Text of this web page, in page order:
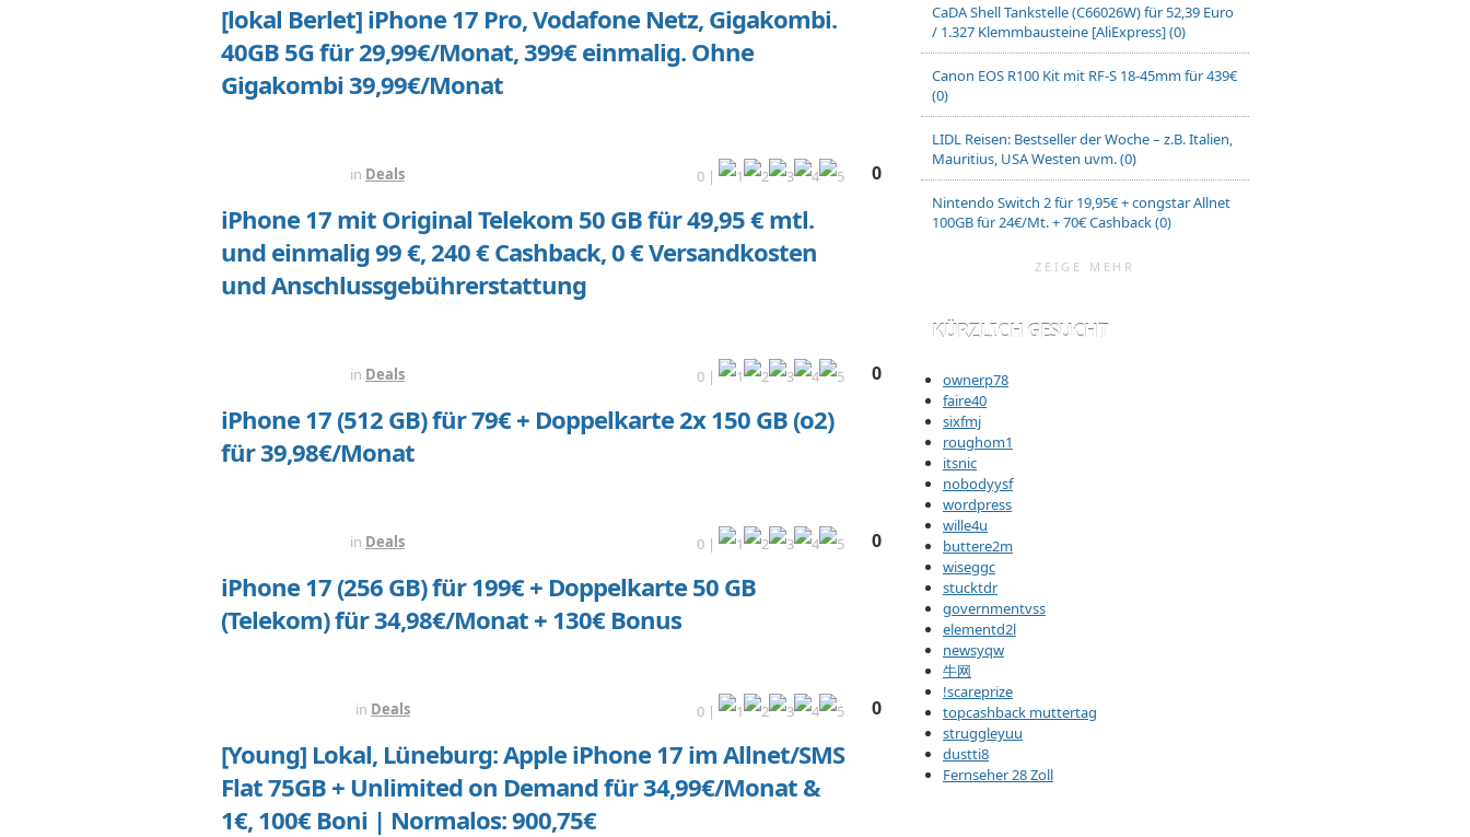
[lokal Berlet] iPhone 17 Pro, Vodafone Netz, Gigakombi.
40GB 5G für 29,99€/Monat, 399€ einmalig. Ohne
Gigakombi 39,99€/Monat
0
0 |
in Deals
iPhone 17 mit Original Telekom 50 GB für 49,95 € mtl.
und einmalig 99 €, 240 € Cashback, 0 € Versandkosten
und Anschlussgebührerstattung
0
0 |
in Deals
iPhone 17 (512 GB) für 79€ + Doppelkarte 2x 150 GB (o2)
für 39,98€/Monat
0
0 |
in Deals
iPhone 17 (256 GB) für 199€ + Doppelkarte 50 GB
(Telekom) für 34,98€/Monat + 130€ Bonus
0
0 |
in Deals
[Young] Lokal, Lüneburg: Apple iPhone 17 im Allnet/SMS
Flat 75GB + Unlimited on Demand für 34,99€/Monat &
1€, 100€ Boni | Normalos: 900,75€
CaDA Shell Tankstelle (C66026W) für 52,39 Euro
/ 1.327 Klemmbausteine [AliExpress] (0)
Canon EOS R100 Kit mit RF-S 18-45mm für 439€
(0)
LIDL Reisen: Bestseller der Woche – z.B. Italien,
Mauritius, USA Westen uvm. (0)
Nintendo Switch 2 für 19,95€ + congstar Allnet
100GB für 24€/Mt. + 70€ Cashback (0)
ZEIGE MEHR
KÜRZLICH GESUCHT
ownerp78
faire40
sixfmj
roughom1
itsnic
nobodyysf
wordpress
wille4u
buttere2m
wiseggc
stucktdr
governmentvss
elementd2l
newsyqw
牛网
!scareprize
topcashback muttertag
struggleyuu
dustti8
Fernseher 28 Zoll